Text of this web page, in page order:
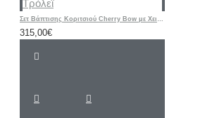
Σετ Βάπτισης Κοριτσιού Cherry Bow με Χειροποίητη Ζωγραφισμένη Βαλίτσα Τρόλεϊ
315,00€